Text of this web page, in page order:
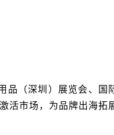
品（深圳）展览会、国
活市场，为品牌出海拓